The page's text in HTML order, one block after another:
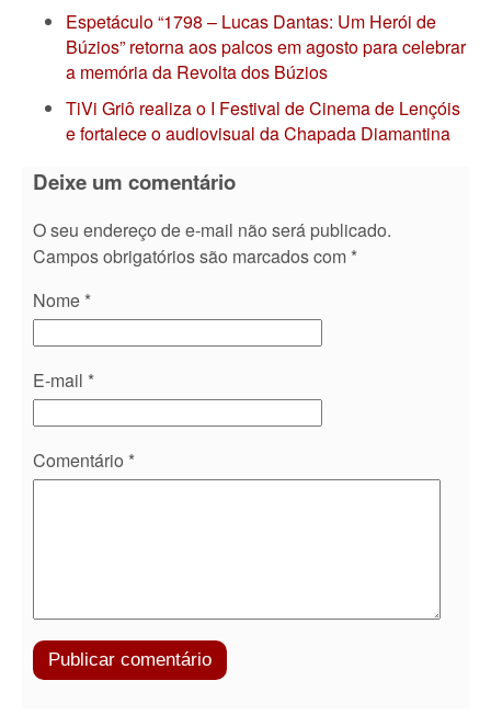
Espetáculo “1798 – Lucas Dantas: Um Herói de
Búzios” retorna aos palcos em agosto para celebrar
a memória da Revolta dos Búzios
TiVi Griô realiza o I Festival de Cinema de Lençóis
e fortalece o audiovisual da Chapada Diamantina
Deixe um comentário
O seu endereço de e-mail não será publicado.
Campos obrigatórios são marcados com *
Nome *
E-mail *
Comentário *